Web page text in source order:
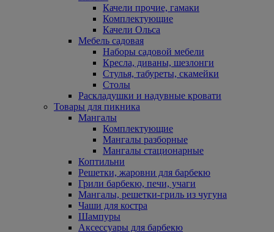
Качели прочие, гамаки
Комплектующие
Качели Ольса
Мебель садовая
Наборы садовой мебели
Кресла, диваны, шезлонги
Стулья, табуреты, скамейки
Столы
Раскладушки и надувные кровати
Товары для пикника
Мангалы
Комплектующие
Мангалы разборные
Мангалы стационарные
Коптильни
Решетки, жаровни для барбекю
Грили барбекю, печи, учаги
Мангалы, решетки-гриль из чугуна
Чаши для костра
Шампуры
Аксессуары для барбекю